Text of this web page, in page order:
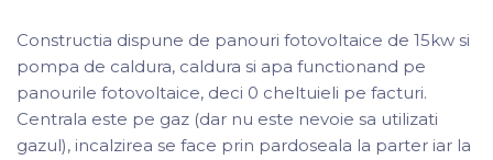
Constructia dispune de panouri fotovoltaice de 15kw si
pompa de caldura, caldura si apa functionand pe
panourile fotovoltaice, deci 0 cheltuieli pe facturi.
Centrala este pe gaz (dar nu este nevoie sa utilizati
gazul), incalzirea se face prin pardoseala la parter iar la